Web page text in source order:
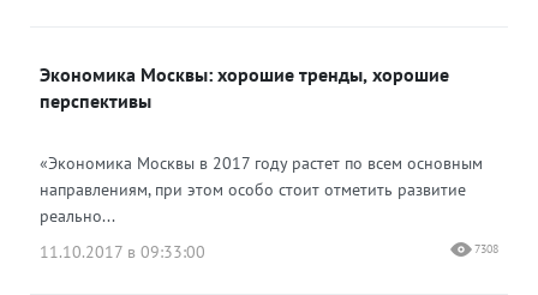
Экономика Москвы: хорошие тренды, хорошие
перспективы
«Экономика Москвы в 2017 году растет по всем основным
направлениям, при этом особо стоит отметить развитие
реально...
11.10.2017 в 09:33:00
7308